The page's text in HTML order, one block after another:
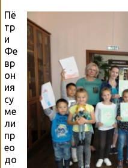
Пё
тр
и
Фе
вр
он
ия
су
ме
ли
пр
ео
до